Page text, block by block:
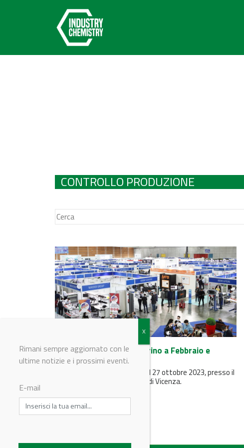
CONTROLLO PRODUZIONE
A&T 2023 raddoppia: Torino a Febbraio e
Vicenza ad Ottobre
A&T Nord Est si terrà dal 25 al 27 ottobre 2023, presso il
nuovo Padiglione 7 della Fiera di Vicenza.
Rimani sempre aggiornato con le
ultime notizie e i prossimi eventi.
E-mail